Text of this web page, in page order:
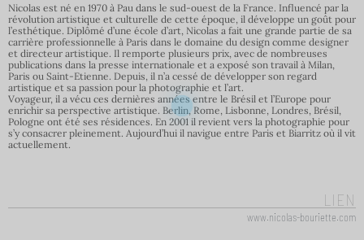
Nicolas est né en 1970 à Pau dans le sud-ouest de la France. Influencé par la
révolution artistique et culturelle de cette époque, il développe un goût pour
l’esthétique. Diplômé d’une école d’art, Nicolas a fait une grande partie de sa
carrière professionnelle à Paris dans le domaine du design comme designer
et directeur artistique. Il remporte plusieurs prix, avec de nombreuses
publications dans la presse internationale et a exposé son travail à Milan,
Paris ou Saint-Etienne. Depuis, il n’a cessé de développer son regard
artistique et sa passion pour la photographie et l’art.
Voyageur, il a vécu ces dernières années entre le Brésil et l’Europe pour
enrichir sa perspective artistique. Berlin, Rome, Lisbonne, Londres, Brésil,
Pologne ont été ses résidences. En 2001 il revient vers la photographie pour
s’y consacrer pleinement. Aujourd’hui il navigue entre Paris et Biarritz où il vit
actuellement.
LIEN
www.nicolas-bouriette.com